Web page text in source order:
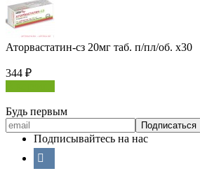
Аторвастатин-сз 20мг таб. п/пл/об. х30
344 ₽
Будь первым
Подписывайтесь на нас